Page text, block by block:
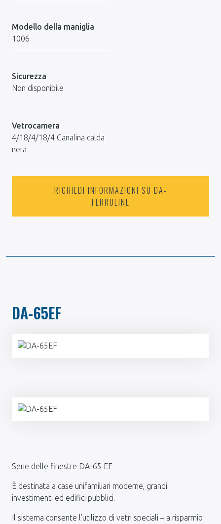
Modello della maniglia
1006
Sicurezza
Non disponibile
Vetrocamera
4/18/4/18/4 Canalina calda
nera
RICHIEDI INFORMAZIONI SU DA-
FERROLINE
DA-65EF
Serie delle finestre DA-65 EF
È destinata a case unifamiliari moderne, grandi
investimenti ed edifici pubblici.
Il sistema consente l’utilizzo di vetri speciali – a risparmio